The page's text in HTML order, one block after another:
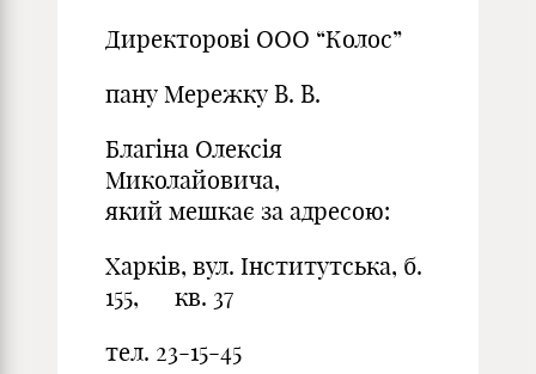
Директорові ООО “Колос”
пану Мережку В. В.
Благіна Олексія
Миколайовича,
який мешкає за адресою:
Харків, вул. Інститутська, б.
155, кв. 37
тел. 23-15-45